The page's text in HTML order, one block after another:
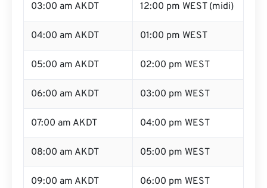
03:00 am AKDT 12:00 pm WEST (midi)
04:00 am AKDT 01:00 pm WEST
05:00 am AKDT 02:00 pm WEST
06:00 am AKDT 03:00 pm WEST
07:00 am AKDT 04:00 pm WEST
08:00 am AKDT 05:00 pm WEST
09:00 am AKDT 06:00 pm WEST